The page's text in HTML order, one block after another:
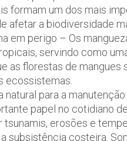
formam um dos mais
afetar a biodiversidade
em perigo – Os
servindo como
as florestas de
ecossistemas.
natural para a
papel no cotidiano
tsunamis, erosões e
subsistência costeira.